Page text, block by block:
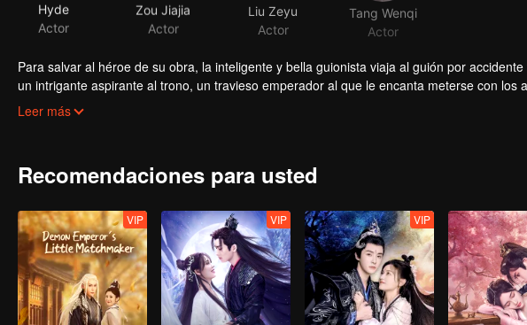
Hyde
Actor
Zou Jiajia
Actor
Liu Zeyu
Actor
Tang Wenqi
Actor
Para salvar al héroe de su obra, la inteligente y bella guionista viaja al guión por
un intrigante aspirante al trono, un travieso emperador al que le encanta meterse con
creció y una madre abierta y moderna... ¿Podrá la heroína salvar el día y conseguir lo que
Leer más
Recomendaciones para usted
VIP VIP VIP